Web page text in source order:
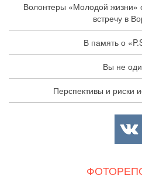
Волонтеры «Молодой жизни»
встречу в
В память о
Вы не
Перспективы и риски